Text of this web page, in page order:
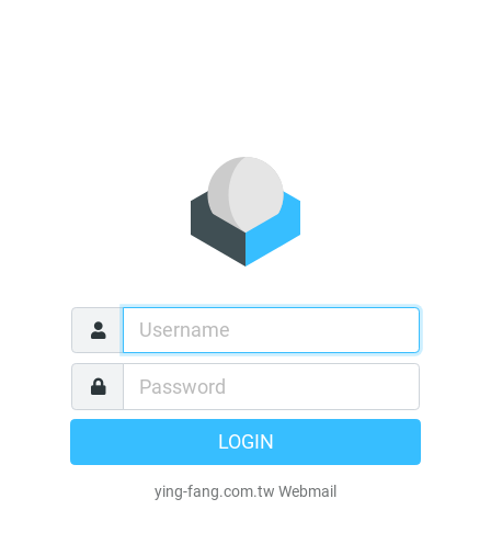
LOGIN
ying-fang.com.tw Webmail